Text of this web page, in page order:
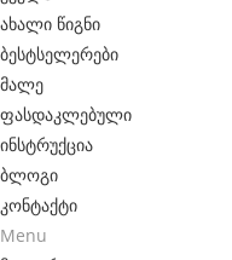
a
g
h
e
u
e
r
ახალი წიგნი
ბესტსელერები
მალე
ფასდაკლებული
ინსტრუქცია
ბლოგი
კონტაქტი
Menu